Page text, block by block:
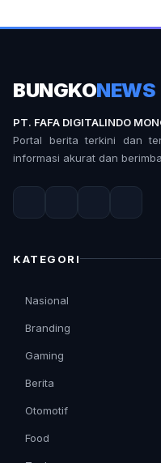
BUNGKONEWS
PT. FAFA DIGITALINDO
Portal berita terkini dan
informasi akurat dan
KATEGORI
Nasional
Branding
Gaming
Berita
Otomotif
Food